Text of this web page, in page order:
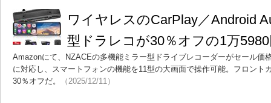
ワイヤレスのCarPlay／Android
型ドラレコが30％オフの1万
Amazonにて、NZACEの多機能ミラー型ドライブレコーダーがセール価
に対応し、スマートフォンの機能を11型の大画面で操作可能。フロント
30％オフだ。
（2025/12/11）